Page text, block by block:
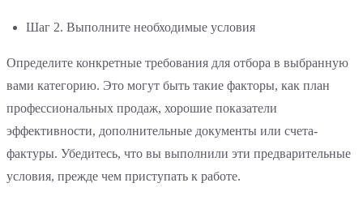
Шаг 2. Выполните необходимые условия
Определите конкретные требования для отбора в выбранную
вами категорию. Это могут быть такие факторы, как план
профессиональных продаж, хорошие показатели
эффективности, дополнительные документы или счета-
фактуры. Убедитесь, что вы выполнили эти предварительные
условия, прежде чем приступать к работе.